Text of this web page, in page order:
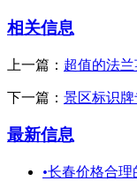
相关信息
上一篇： 超值的法
下一篇： 景区标识
最新信息
•长春价格合理